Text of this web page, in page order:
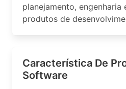
planejamento, engenharia
produtos de
Característica De
Software